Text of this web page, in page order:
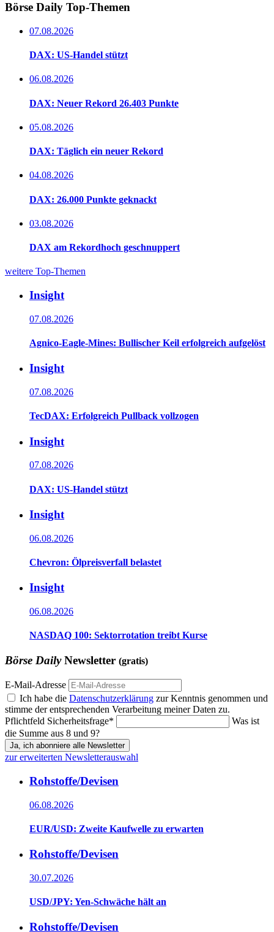
Börse Daily Top-Themen
07.08.2026
DAX: US-Handel stützt
06.08.2026
DAX: Neuer Rekord 26.403 Punkte
05.08.2026
DAX: Täglich ein neuer Rekord
04.08.2026
DAX: 26.000 Punkte geknackt
03.08.2026
DAX am Rekordhoch geschnuppert
weitere Top-Themen
Insight
07.08.2026
Agnico-Eagle-Mines: Bullischer Keil erfolgreich aufgelöst
Insight
07.08.2026
TecDAX: Erfolgreich Pullback vollzogen
Insight
07.08.2026
DAX: US-Handel stützt
Insight
06.08.2026
Chevron: Ölpreisverfall belastet
Insight
06.08.2026
NASDAQ 100: Sektorrotation treibt Kurse
Börse DailyNewsletter (gratis)
E-Mail-Adresse
Ich habe die Datenschutzerklärung zur Kenntnis genommen und
stimme der entsprechenden Verarbeitung meiner Daten zu.
Pflichtfeld Sicherheitsfrage*
Was ist
die Summe aus 8 und 9?
Ja, ich abonniere alle Newsletter
zur erweiterten Newsletterauswahl
Rohstoffe/Devisen
06.08.2026
EUR/USD: Zweite Kaufwelle zu erwarten
Rohstoffe/Devisen
30.07.2026
USD/JPY: Yen-Schwäche hält an
Rohstoffe/Devisen